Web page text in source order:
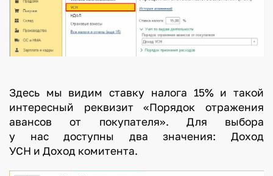
Здесь мы видим ставку налога 15% и такой
интересный реквизит «Порядок отражения
авансов от покупателя». Для выбора
у нас доступны два значения: Доход
УСН и Доход комитента.